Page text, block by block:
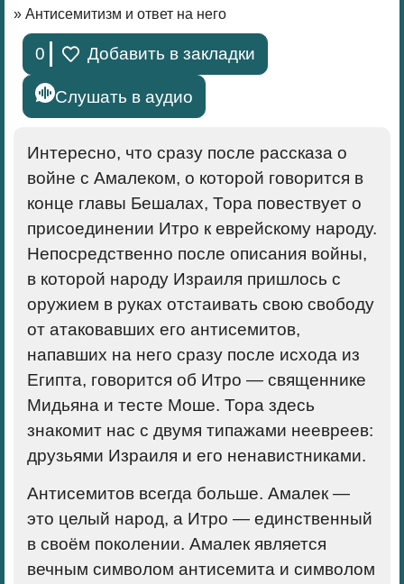
» Антисемитизм и ответ на него
0 Добавить в закладки
Слушать в аудио
Интересно, что сразу после рассказа о
войне с Амалеком, о которой говорится в
конце главы Бешалах, Тора повествует о
присоединении Итро к еврейскому народу.
Непосредственно после описания войны,
в которой народу Израиля пришлось с
оружием в руках отстаивать свою свободу
от атаковавших его антисемитов,
напавших на него сразу после исхода из
Египта, говорится об Итро — священнике
Мидьяна и тесте Моше. Тора здесь
знакомит нас с двумя типажами неевреев:
друзьями Израиля и его ненавистниками.
Антисемитов всегда больше. Амалек —
это целый народ, а Итро — единственный
в своём поколении. Амалек является
вечным символом антисемита и символом